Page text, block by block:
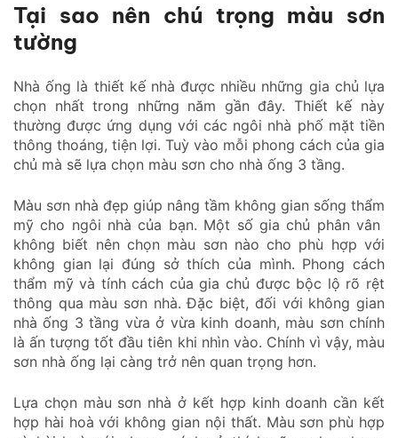
Tại sao nên chú trọng màu sơn
tường
Nhà ống là thiết kế nhà được nhiều những gia chủ lựa
chọn nhất trong những năm gần đây. Thiết kế này
thường được ứng dụng với các ngôi nhà phố mặt tiền
thông thoáng, tiện lợi. Tuỳ vào mỗi phong cách của gia
chủ mà sẽ lựa chọn màu sơn cho nhà ống 3 tầng.
Màu sơn nhà đẹp giúp nâng tầm không gian sống thẩm
mỹ cho ngôi nhà của bạn. Một số gia chủ phân vân
không biết nên chọn màu sơn nào cho phù hợp với
không gian lại đúng sở thích của mình. Phong cách
thẩm mỹ và tính cách của gia chủ được bộc lộ rõ rệt
thông qua màu sơn nhà. Đặc biệt, đối với không gian
nhà ống 3 tầng vừa ở vừa kinh doanh, màu sơn chính
là ấn tượng tốt đầu tiên khi nhìn vào. Chính vì vậy, màu
sơn nhà ống lại càng trở nên quan trọng hơn.
Lựa chọn màu sơn nhà ở kết hợp kinh doanh cần kết
hợp hài hoà với không gian nội thất. Màu sơn phù hợp